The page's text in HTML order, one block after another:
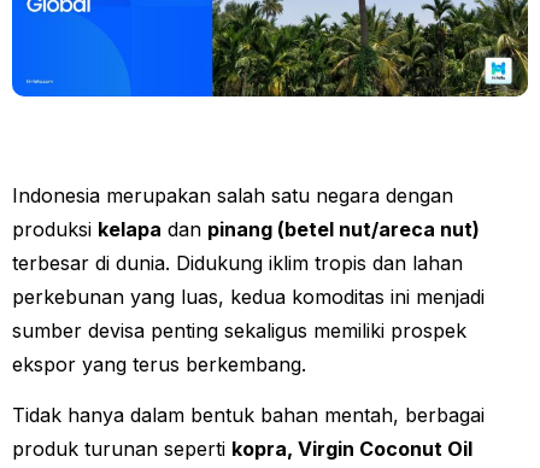
Indonesia merupakan salah satu negara dengan
produksi kelapa dan pinang (betel nut/areca nut)
terbesar di dunia. Didukung iklim tropis dan lahan
perkebunan yang luas, kedua komoditas ini menjadi
sumber devisa penting sekaligus memiliki prospek
ekspor yang terus berkembang.
Tidak hanya dalam bentuk bahan mentah, berbagai
produk turunan seperti kopra, Virgin Coconut Oil